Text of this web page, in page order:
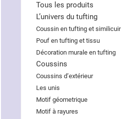
Tous les produits
L’univers du tufting
Coussin en tufting et similicuir
Pouf en tufting et tissu
Décoration murale en tufting
Coussins
Coussins d’extérieur
Les unis
Motif géometrique
Motif à rayures